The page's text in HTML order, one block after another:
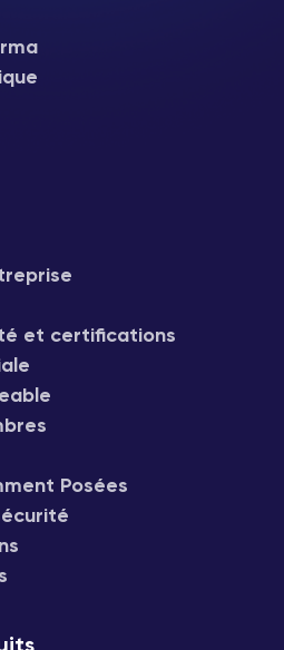
et certifications
Posées